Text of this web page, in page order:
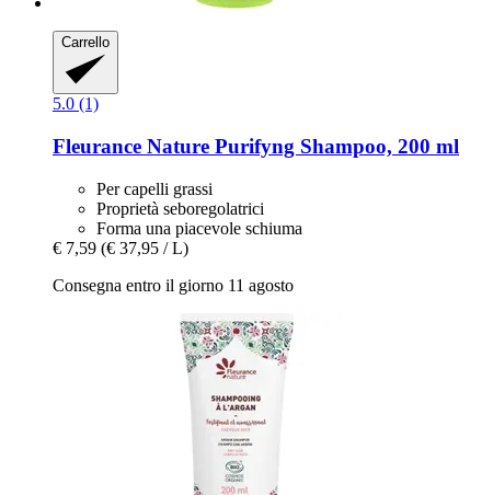
Carrello
5.0 (1)
Fleurance Nature Purifyng Shampoo, 200 ml
Per capelli grassi
Proprietà seboregolatrici
Forma una piacevole schiuma
€ 7,59 (€ 37,95 / L)
Consegna entro il giorno 11 agosto